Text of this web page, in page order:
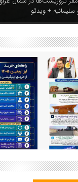
+ ویدئو
در
اینفوگرافیک /
اربعین از طریق